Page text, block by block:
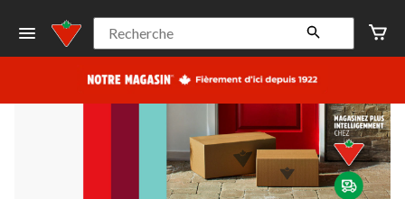
préféré
Leduc,
AB,
courament
Ouverture
à
06:00
cliquer
pour
changer
Recherche